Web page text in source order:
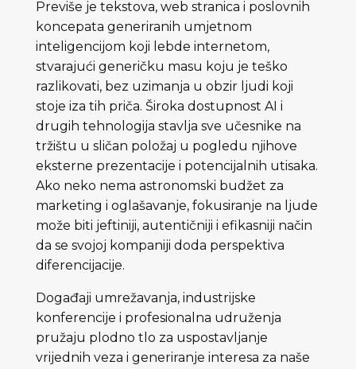
Previše je tekstova, web stranica i poslovnih
koncepata generiranih umjetnom
inteligencijom koji lebde internetom,
stvarajući generičku masu koju je teško
razlikovati, bez uzimanja u obzir ljudi koji
stoje iza tih priča. Široka dostupnost AI i
drugih tehnologija stavlja sve učesnike na
tržištu u sličan položaj u pogledu njihove
eksterne prezentacije i potencijalnih utisaka.
Ako neko nema astronomski budžet za
marketing i oglašavanje, fokusiranje na ljude
može biti jeftiniji, autentičniji i efikasniji način
da se svojoj kompaniji doda perspektiva
diferencijacije.
Događaji umrežavanja, industrijske
konferencije i profesionalna udruženja
pružaju plodno tlo za uspostavljanje
vrijednih veza i generiranje interesa za naše